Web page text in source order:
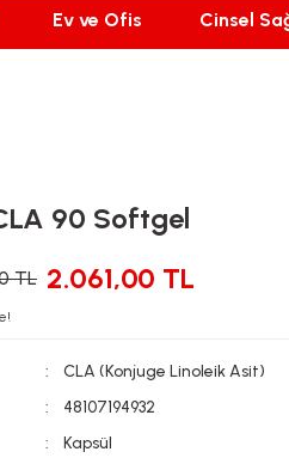
Ev ve Ofis Cinsel
90 Softgel
TL 2.061,00 TL
CLA (Konjuge Linoleik Asit)
48107194932
Kapsül